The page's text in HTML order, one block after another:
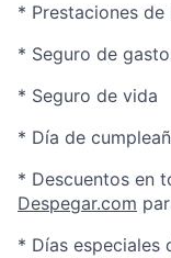
* Prestaciones
* Seguro de
* Seguro de vida
* Día de
* Descuentos en
Despegar.com
* Días especiales